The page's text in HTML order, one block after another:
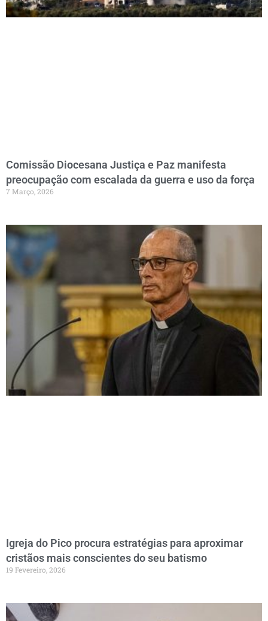
Comissão Diocesana Justiça e Paz manifesta
preocupação com escalada da guerra e uso da força
7 Março, 2026
Igreja do Pico procura estratégias para aproximar
cristãos mais conscientes do seu batismo
19 Fevereiro, 2026